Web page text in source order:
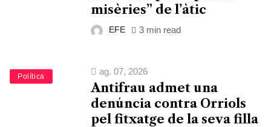
misèries” de l’àtic
EFE 3 min read
Política
ag. 07, 2026
Antifrau admet una
denúncia contra Orriols
pel fitxatge de la seva filla